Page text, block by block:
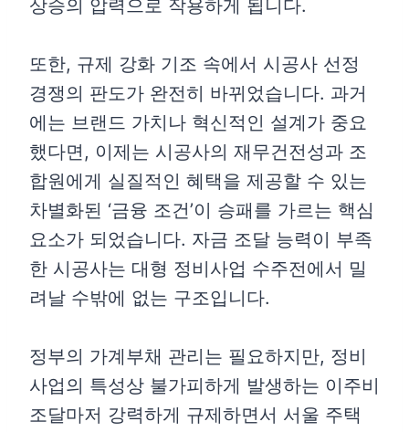
상승의 압력으로 작용하게 됩니다.
또한, 규제 강화 기조 속에서 시공사 선정
경쟁의 판도가 완전히 바뀌었습니다. 과거
에는 브랜드 가치나 혁신적인 설계가 중요
했다면, 이제는 시공사의 재무건전성과 조
합원에게 실질적인 혜택을 제공할 수 있는
차별화된 ‘금융 조건’이 승패를 가르는 핵심
요소가 되었습니다. 자금 조달 능력이 부족
한 시공사는 대형 정비사업 수주전에서 밀
려날 수밖에 없는 구조입니다.
정부의 가계부채 관리는 필요하지만, 정비
사업의 특성상 불가피하게 발생하는 이주비
조달마저 강력하게 규제하면서 서울 주택